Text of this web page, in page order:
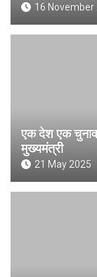
16 November
एक देश एक
मुख्यमंत्री
21 May 2025